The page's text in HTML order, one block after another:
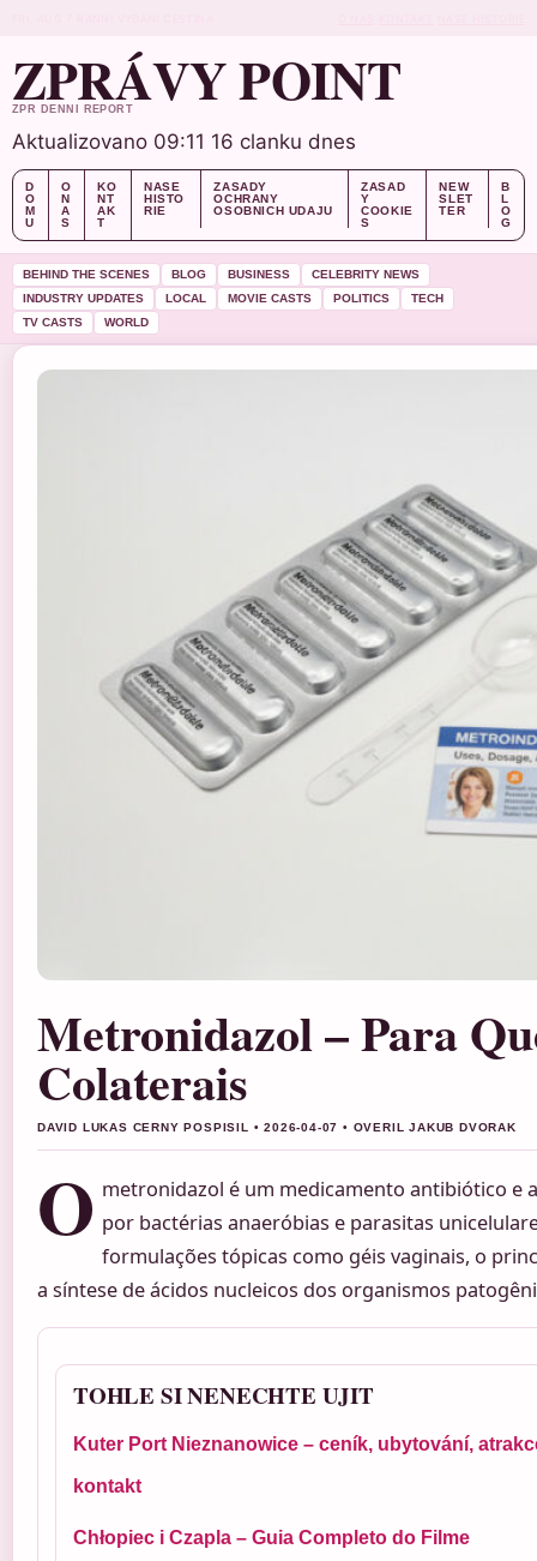
ZPRÁVY POINT
ZPR DENNI REPORT
Aktualizovano 09:11 16 clanku dnes
D
O
M
U
O
N
A
S
KO
NT
AK
T
NASE
HISTO
RIE
ZASADY
OCHRANY
OSOBNICH UDAJU
ZASAD
Y
COOKIE
S
NEW
SLET
TER
B
L
O
G
BEHIND THE SCENES BLOG BUSINESS
CELEBRITY NEWS
INDUSTRY UPDATES
LOCAL MOVIE CASTS POLITICS
TECH
TV CASTS
WORLD
Metronidazol – Para
Colaterais
DAVID LUKAS CERNY POSPISIL • 2026-04-07 • OVERIL JAKUB DVORAK
O metronidazol é um medicamento antibiótico e
por bactérias anaeróbias e parasitas
formulações tópicas como géis vaginais, o
a síntese de ácidos nucleicos dos organismos
TOHLE SI NENECHTE UJIT
Kuter Port Nieznanowice – ceník, ubytování,
kontakt
Chłopiec i Czapla – Guia Completo do Filme